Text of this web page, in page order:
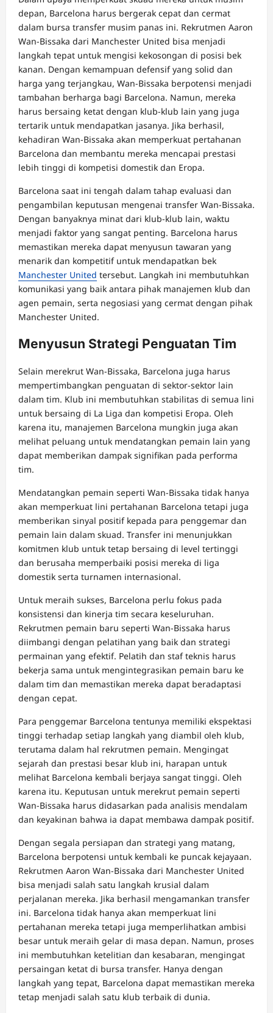
depan, Barcelona harus bergerak cepat dan cermat
dalam bursa transfer musim panas ini. Rekrutmen Aaron
Wan-Bissaka dari Manchester United bisa menjadi
langkah tepat untuk mengisi kekosongan di posisi bek
kanan. Dengan kemampuan defensif yang solid dan
harga yang terjangkau, Wan-Bissaka berpotensi menjadi
tambahan berharga bagi Barcelona. Namun, mereka
harus bersaing ketat dengan klub-klub lain yang juga
tertarik untuk mendapatkan jasanya. Jika berhasil,
kehadiran Wan-Bissaka akan memperkuat pertahanan
Barcelona dan membantu mereka mencapai prestasi
lebih tinggi di kompetisi domestik dan Eropa.
Barcelona saat ini tengah dalam tahap evaluasi dan
pengambilan keputusan mengenai transfer Wan-Bissaka.
Dengan banyaknya minat dari klub-klub lain, waktu
menjadi faktor yang sangat penting. Barcelona harus
memastikan mereka dapat menyusun tawaran yang
menarik dan kompetitif untuk mendapatkan bek
Manchester United tersebut. Langkah ini membutuhkan
komunikasi yang baik antara pihak manajemen klub dan
agen pemain, serta negosiasi yang cermat dengan pihak
Manchester United.
Menyusun Strategi Penguatan Tim
Selain merekrut Wan-Bissaka, Barcelona juga harus
mempertimbangkan penguatan di sektor-sektor lain
dalam tim. Klub ini membutuhkan stabilitas di semua lini
untuk bersaing di La Liga dan kompetisi Eropa. Oleh
karena itu, manajemen Barcelona mungkin juga akan
melihat peluang untuk mendatangkan pemain lain yang
dapat memberikan dampak signifikan pada performa
tim.
Mendatangkan pemain seperti Wan-Bissaka tidak hanya
akan memperkuat lini pertahanan Barcelona tetapi juga
memberikan sinyal positif kepada para penggemar dan
pemain lain dalam skuad. Transfer ini menunjukkan
komitmen klub untuk tetap bersaing di level tertinggi
dan berusaha memperbaiki posisi mereka di liga
domestik serta turnamen internasional.
Untuk meraih sukses, Barcelona perlu fokus pada
konsistensi dan kinerja tim secara keseluruhan.
Rekrutmen pemain baru seperti Wan-Bissaka harus
diimbangi dengan pelatihan yang baik dan strategi
permainan yang efektif. Pelatih dan staf teknis harus
bekerja sama untuk mengintegrasikan pemain baru ke
dalam tim dan memastikan mereka dapat beradaptasi
dengan cepat.
Para penggemar Barcelona tentunya memiliki ekspektasi
tinggi terhadap setiap langkah yang diambil oleh klub,
terutama dalam hal rekrutmen pemain. Mengingat
sejarah dan prestasi besar klub ini, harapan untuk
melihat Barcelona kembali berjaya sangat tinggi. Oleh
karena itu. Keputusan untuk merekrut pemain seperti
Wan-Bissaka harus didasarkan pada analisis mendalam
dan keyakinan bahwa ia dapat membawa dampak positif.
Dengan segala persiapan dan strategi yang matang,
Barcelona berpotensi untuk kembali ke puncak kejayaan.
Rekrutmen Aaron Wan-Bissaka dari Manchester United
bisa menjadi salah satu langkah krusial dalam
perjalanan mereka. Jika berhasil mengamankan transfer
ini. Barcelona tidak hanya akan memperkuat lini
pertahanan mereka tetapi juga memperlihatkan ambisi
besar untuk meraih gelar di masa depan. Namun, proses
ini membutuhkan ketelitian dan kesabaran, mengingat
persaingan ketat di bursa transfer. Hanya dengan
langkah yang tepat, Barcelona dapat memastikan mereka
tetap menjadi salah satu klub terbaik di dunia.